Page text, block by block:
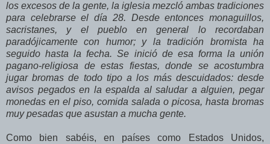
los excesos de la gente, la iglesia mezcló ambas tradiciones
para celebrarse el día 28. Desde entonces monaguillos,
sacristanes, y el pueblo en general lo recordaban
paradójicamente con humor; y la tradición bromista ha
seguido hasta la fecha. Se inició de esa forma la unión
pagano-religiosa de estas fiestas, donde se acostumbra
jugar bromas de todo tipo a los más descuidados: desde
avisos pegados en la espalda al saludar a alguien, pegar
monedas en el piso, comida salada o picosa, hasta bromas
muy pesadas que asustan a mucha gente.
Como bien sabéis, en países como Estados Unidos,